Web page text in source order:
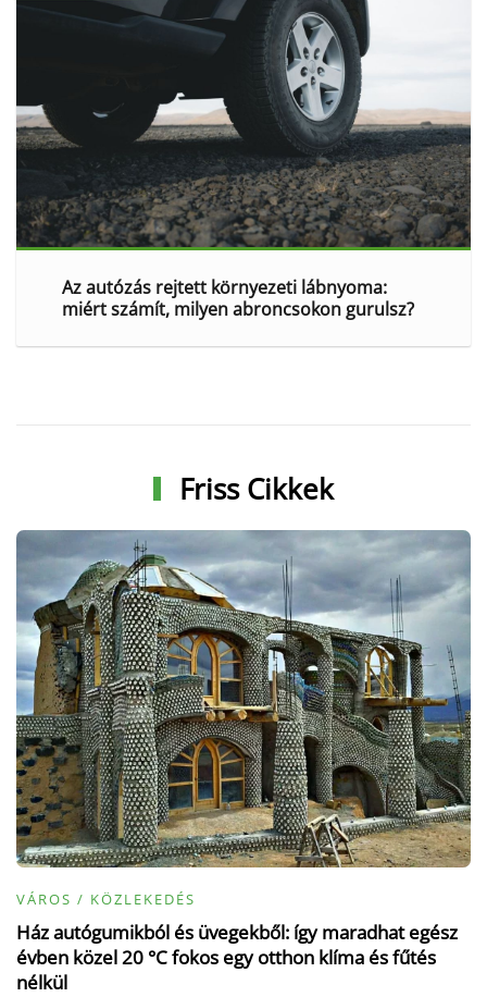
Az autózás rejtett környezeti lábnyoma:
miért számít, milyen abroncsokon gurulsz?
Friss Cikkek
VÁROS / KÖZLEKEDÉS
Ház autógumikból és üvegekből: így maradhat egész
évben közel 20 °C fokos egy otthon klíma és fűtés
nélkül